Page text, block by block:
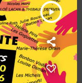
play_arrow